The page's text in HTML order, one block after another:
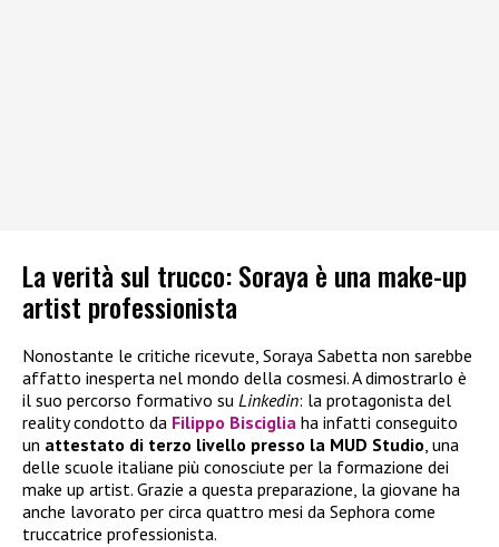
La verità sul trucco: Soraya è una make-up
artist professionista
Nonostante le critiche ricevute, Soraya Sabetta non sarebbe
affatto inesperta nel mondo della cosmesi. A dimostrarlo è
il suo percorso formativo su Linkedin: la protagonista del
reality condotto da Filippo Bisciglia ha infatti conseguito
un attestato di terzo livello presso la MUD Studio, una
delle scuole italiane più conosciute per la formazione dei
make up artist. Grazie a questa preparazione, la giovane ha
anche lavorato per circa quattro mesi da Sephora come
truccatrice professionista.